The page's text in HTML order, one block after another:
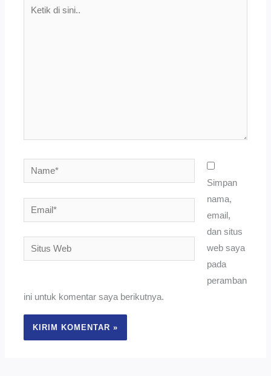
Name*
Email*
Situs
Web
Simpan
nama,
email,
dan situs
web saya
pada
peramban
ini untuk komentar saya berikutnya.